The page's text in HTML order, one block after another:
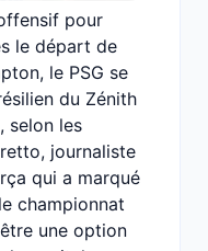
pour
le départ de
le PSG se
du Zénith
selon les
journaliste
qui a marqué
championnat
une option